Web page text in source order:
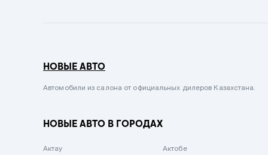
Сиреневый металлик
Вишневый
НОВЫЕ АВТО
Автомобили из салона от официальных дилеров Казахстана.
НОВЫЕ АВТО В ГОРОДАХ
Актау Актобе